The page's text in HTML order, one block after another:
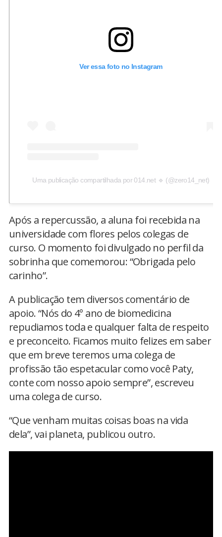
Ver essa foto no Instagram
Uma publicação compartilhada por 014.net 🔹️ (@zero14_net)
Após a repercussão, a aluna foi recebida na
universidade com flores pelos colegas de
curso. O momento foi divulgado no perfil da
sobrinha que comemorou: “Obrigada pelo
carinho”.
A publicação tem diversos comentário de
apoio. “Nós do 4° ano de biomedicina
repudiamos toda e qualquer falta de respeito
e preconceito. Ficamos muito felizes em saber
que em breve teremos uma colega de
profissão tão espetacular como você Paty,
conte com nosso apoio sempre”, escreveu
uma colega de curso.
“Que venham muitas coisas boas na vida
dela”, vai planeta, publicou outro.